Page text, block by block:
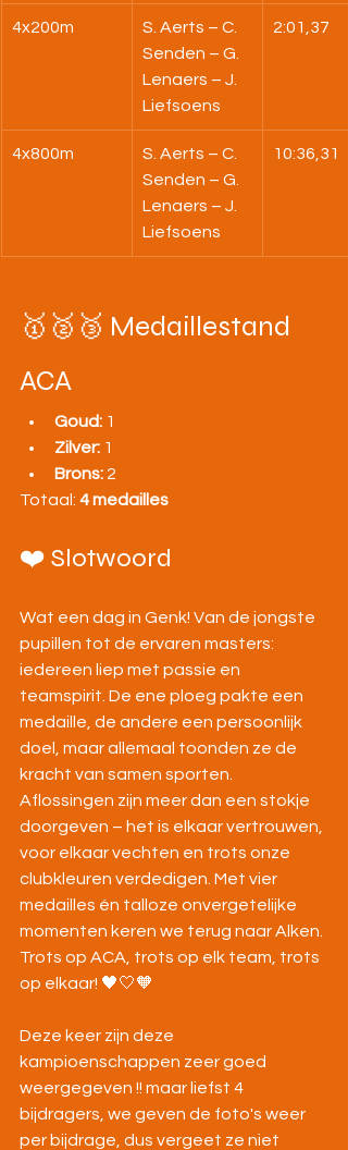
4x200m
S. Aerts – C.
Senden – G.
Lenaers – J.
Liefsoens
2:01,37
4x800m
S. Aerts – C.
Senden – G.
Lenaers – J.
Liefsoens
10:36,31
🥇🥈🥉 Medaillestand
ACA
Goud: 1
Zilver: 1
Brons: 2
Totaal: 4 medailles
❤️ Slotwoord
Wat een dag in Genk! Van de jongste
pupillen tot de ervaren masters:
iedereen liep met passie en
teamspirit. De ene ploeg pakte een
medaille, de andere een persoonlijk
doel, maar allemaal toonden ze de
kracht van samen sporten.
Aflossingen zijn meer dan een stokje
doorgeven – het is elkaar vertrouwen,
voor elkaar vechten en trots onze
clubkleuren verdedigen. Met vier
medailles én talloze onvergetelijke
momenten keren we terug naar Alken.
Trots op ACA, trots op elk team, trots
op elkaar! 🖤🤍🧡
Deze keer zijn deze
kampioenschappen zeer goed
weergegeven !! maar liefst 4
bijdragers, we geven de foto's weer
per bijdrage, dus vergeet ze niet